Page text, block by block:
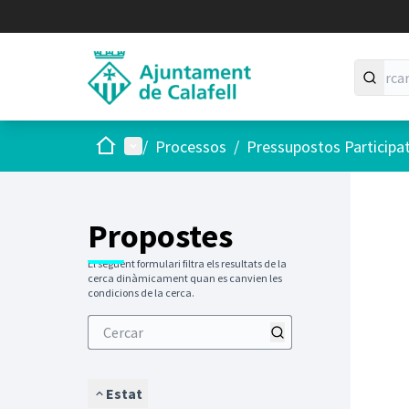
Inici Menú principal
/ Processos / Pressupostos
Propostes
El següent formulari filtra els resultats de la
cerca dinàmicament quan es canvien les
condicions de la cerca.
Estat